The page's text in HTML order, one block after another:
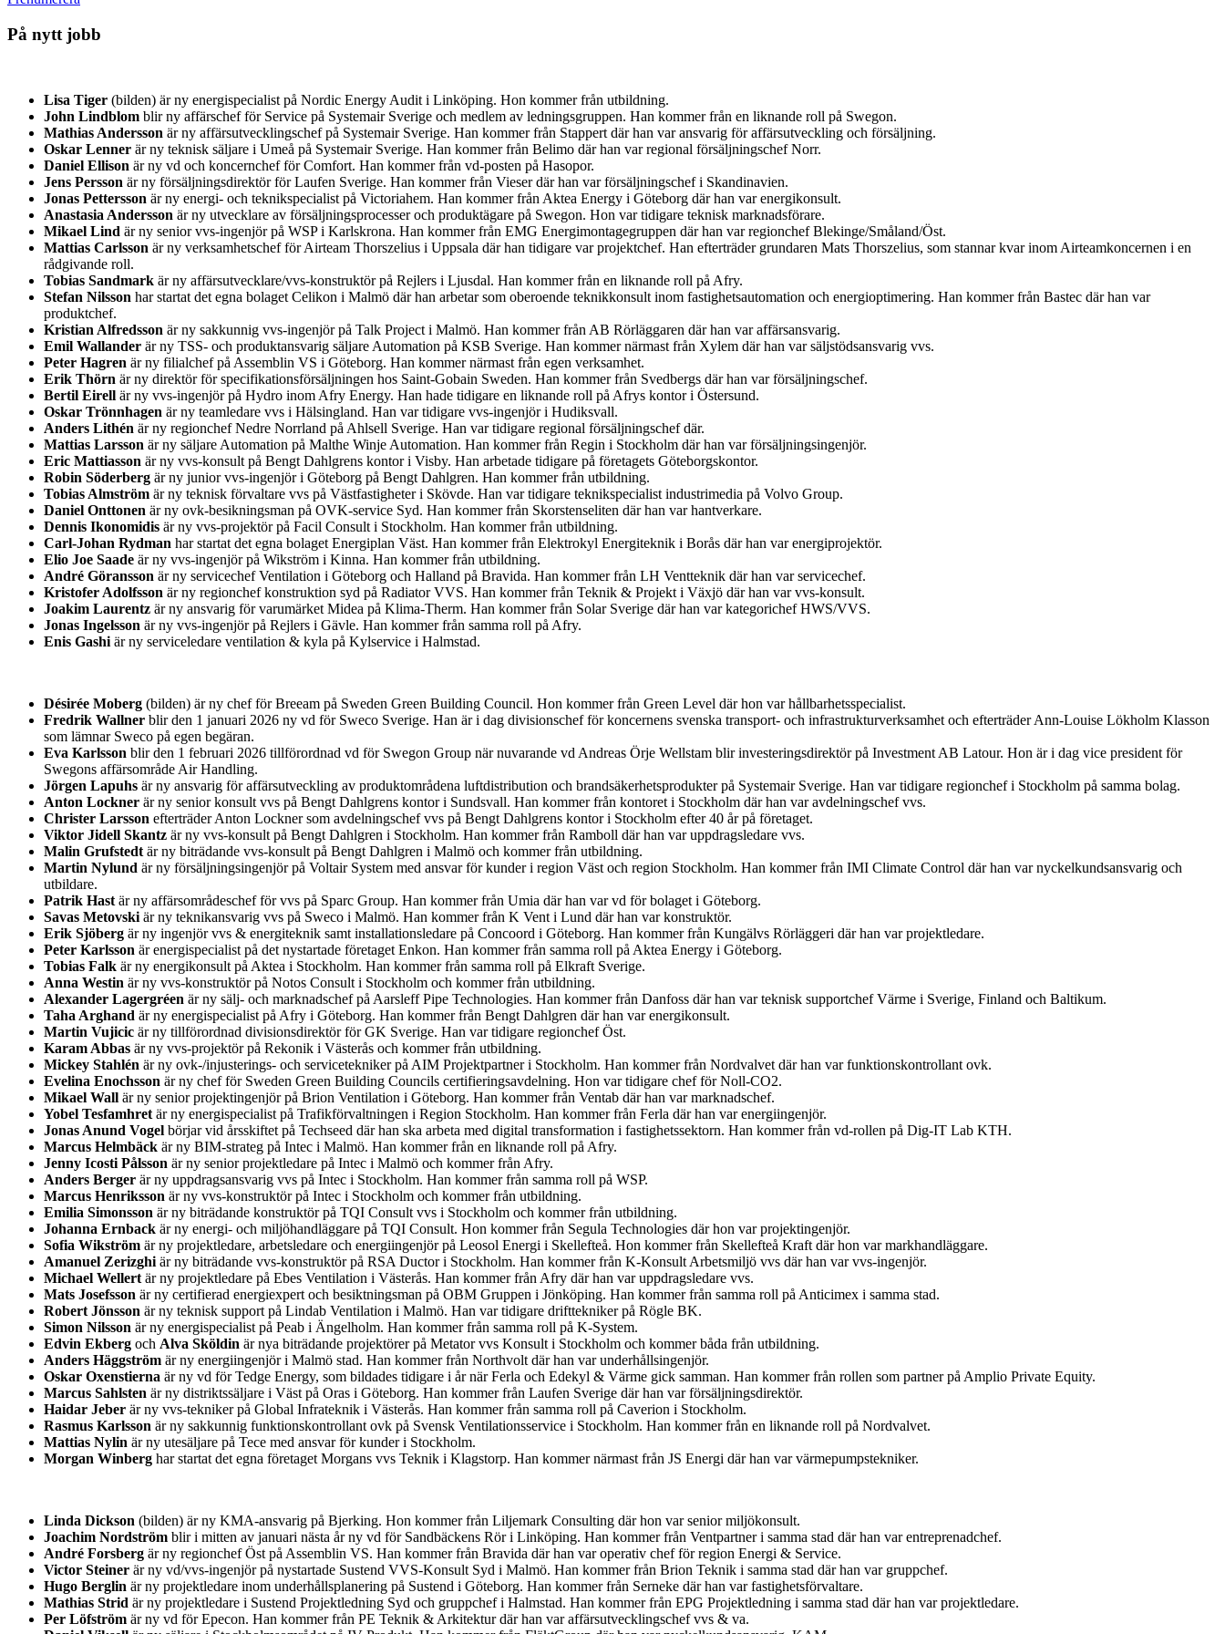
På nytt jobb
Lisa Tiger (bilden) är ny energispecialist på Nordic Energy Audit i Linköping. Hon kommer från utbildning.
John Lindblom blir ny affärschef för Service på Systemair Sverige och medlem av ledningsgruppen. Han kommer från en liknande roll på Swegon.
Mathias Andersson är ny affärsutvecklingschef på Systemair Sverige. Han kommer från Stappert där han var ansvarig för affärsutveckling och försäljning.
Oskar Lenner är ny teknisk säljare i Umeå på Systemair Sverige. Han kommer från Belimo där han var regional försäljningschef Norr.
Daniel Ellison är ny vd och koncernchef för Comfort. Han kommer från vd-posten på Hasopor.
Jens Persson är ny försäljningsdirektör för Laufen Sverige. Han kommer från Vieser där han var försäljningschef i Skandinavien.
Jonas Pettersson är ny energi- och teknikspecialist på Victoriahem. Han kommer från Aktea Energy i Göteborg där han var energikonsult.
Anastasia Andersson är ny utvecklare av försäljningsprocesser och produktägare på Swegon. Hon var tidigare teknisk marknadsförare.
Mikael Lind är ny senior vvs-ingenjör på WSP i Karlskrona. Han kommer från EMG Energimontagegruppen där han var regionchef Blekinge/Småland/Öst.
Mattias Carlsson är ny verksamhetschef för Airteam Thorszelius i Uppsala där han tidigare var projektchef. Han efterträder grundaren Mats Thorszelius, som stannar kvar inom Airteamkoncernen i en
rådgivande roll.
Tobias Sandmark är ny affärsutvecklare/vvs-konstruktör på Rejlers i Ljusdal. Han kommer från en liknande roll på Afry.
Stefan Nilsson har startat det egna bolaget Celikon i Malmö där han arbetar som oberoende teknikkonsult inom fastighetsautomation och energioptimering. Han kommer från Bastec där han var
produktchef.
Kristian Alfredsson är ny sakkunnig vvs-ingenjör på Talk Project i Malmö. Han kommer från AB Rörläggaren där han var affärsansvarig.
Emil Wallander är ny TSS- och produktansvarig säljare Automation på KSB Sverige. Han kommer närmast från Xylem där han var säljstödsansvarig vvs.
Peter Hagren är ny filialchef på Assemblin VS i Göteborg. Han kommer närmast från egen verksamhet.
Erik Thörn är ny direktör för specifikationsförsäljningen hos Saint-Gobain Sweden. Han kommer från Svedbergs där han var försäljningschef.
Bertil Eirell är ny vvs-ingenjör på Hydro inom Afry Energy. Han hade tidigare en liknande roll på Afrys kontor i Östersund.
Oskar Trönnhagen är ny teamledare vvs i Hälsingland. Han var tidigare vvs-ingenjör i Hudiksvall.
Anders Lithén är ny regionchef Nedre Norrland på Ahlsell Sverige. Han var tidigare regional försäljningschef där.
Mattias Larsson är ny säljare Automation på Malthe Winje Automation. Han kommer från Regin i Stockholm där han var försäljningsingenjör.
Eric Mattiasson är ny vvs-konsult på Bengt Dahlgrens kontor i Visby. Han arbetade tidigare på företagets Göteborgskontor.
Robin Söderberg är ny junior vvs-ingenjör i Göteborg på Bengt Dahlgren. Han kommer från utbildning.
Tobias Almström är ny teknisk förvaltare vvs på Västfastigheter i Skövde. Han var tidigare teknikspecialist industrimedia på Volvo Group.
Daniel Onttonen är ny ovk-besikningsman på OVK-service Syd. Han kommer från Skorstenseliten där han var hantverkare.
Dennis Ikonomidis är ny vvs-projektör på Facil Consult i Stockholm. Han kommer från utbildning.
Carl-Johan Rydman har startat det egna bolaget Energiplan Väst. Han kommer från Elektrokyl Energiteknik i Borås där han var energiprojektör.
Elio Joe Saade är ny vvs-ingenjör på Wikström i Kinna. Han kommer från utbildning.
André Göransson är ny servicechef Ventilation i Göteborg och Halland på Bravida. Han kommer från LH Ventteknik där han var servicechef.
Kristofer Adolfsson är ny regionchef konstruktion syd på Radiator VVS. Han kommer från Teknik & Projekt i Växjö där han var vvs-konsult.
Joakim Laurentz är ny ansvarig för varumärket Midea på Klima-Therm. Han kommer från Solar Sverige där han var kategorichef HWS/VVS.
Jonas Ingelsson är ny vvs-ingenjör på Rejlers i Gävle. Han kommer från samma roll på Afry.
Enis Gashiär ny serviceledare ventilation & kyla på Kylservice i Halmstad.
Désirée Moberg (bilden) är ny chef för Breeam på Sweden Green Building Council. Hon kommer från Green Level där hon var hållbarhetsspecialist.
Fredrik Wallner blir den 1 januari 2026 ny vd för Sweco Sverige. Han är i dag divisionschef för koncernens svenska transport- och infrastrukturverksamhet och efterträder Ann-Louise Lökholm Klasson
som lämnar Sweco på egen begäran.
Eva Karlsson blir den 1 februari 2026 tillförordnad vd för Swegon Group när nuvarande vd Andreas Örje Wellstam blir investeringsdirektör på Investment AB Latour. Hon är i dag vice president för
Swegons affärsområde Air Handling.
Jörgen Lapuhs är ny ansvarig för affärsutveckling av produktområdena luftdistribution och brandsäkerhetsprodukter på Systemair Sverige. Han var tidigare regionchef i Stockholm på samma bolag.
Anton Lockner är ny senior konsult vvs på Bengt Dahlgrens kontor i Sundsvall. Han kommer från kontoret i Stockholm där han var avdelningschef vvs.
Christer Larsson efterträder Anton Lockner som avdelningschef vvs på Bengt Dahlgrens kontor i Stockholm efter 40 år på företaget.
Viktor Jidell Skantz är ny vvs-konsult på Bengt Dahlgren i Stockholm. Han kommer från Ramboll där han var uppdragsledare vvs.
Malin Grufstedtär ny biträdande vvs-konsult på Bengt Dahlgren i Malmö och kommer från utbildning.
Martin Nylund är ny försäljningsingenjör på Voltair System med ansvar för kunder i region Väst och region Stockholm. Han kommer från IMI Climate Control där han var nyckelkundsansvarig och
utbildare.
Patrik Hastär ny affärsområdeschef för vvs på Sparc Group. Han kommer från Umia där han var vd för bolaget i Göteborg.
Savas Metovskiär ny teknikansvarig vvs på Sweco i Malmö. Han kommer från K Vent i Lund där han var konstruktör.
Erik Sjöberg är ny ingenjör vvs & energiteknik samt installationsledare på Concoord i Göteborg. Han kommer från Kungälvs Rörläggeri där han var projektledare.
Peter Karlsson är energispecialist på det nystartade företaget Enkon. Han kommer från samma roll på Aktea Energy i Göteborg.
Tobias Falk är ny energikonsult på Aktea i Stockholm. Han kommer från samma roll på Elkraft Sverige.
Anna Westin är ny vvs-konstruktör på Notos Consult i Stockholm och kommer från utbildning.
Alexander Lagergréen är ny sälj- och marknadschef på Aarsleff Pipe Technologies. Han kommer från Danfoss där han var teknisk supportchef Värme i Sverige, Finland och Baltikum.
Taha Arghand är ny energispecialist på Afry i Göteborg. Han kommer från Bengt Dahlgren där han var energikonsult.
Martin Vujicic är ny tillförordnad divisionsdirektör för GK Sverige. Han var tidigare regionchef Öst.
Karam Abbas är ny vvs-projektör på Rekonik i Västerås och kommer från utbildning.
Mickey Stahlén är ny ovk-/injusterings- och servicetekniker på AIM Projektpartner i Stockholm. Han kommer från Nordvalvet där han var funktionskontrollant ovk.
Evelina Enochsson är ny chef för Sweden Green Building Councils certifieringsavdelning. Hon var tidigare chef för Noll-CO2.
Mikael Wall är ny senior projektingenjör på Brion Ventilation i Göteborg. Han kommer från Ventab där han var marknadschef.
Yobel Tesfamhretär ny energispecialist på Trafikförvaltningen i Region Stockholm. Han kommer från Ferla där han var energiingenjör.
Jonas Anund Vogel börjar vid årsskiftet på Techseed där han ska arbeta med digital transformation i fastighetssektorn. Han kommer från vd-rollen på Dig-IT Lab KTH.
Marcus Helmbäck är ny BIM-strateg på Intec i Malmö. Han kommer från en liknande roll på Afry.
Jenny Icosti Pålsson är ny senior projektledare på Intec i Malmö och kommer från Afry.
Anders Berger är ny uppdragsansvarig vvs på Intec i Stockholm. Han kommer från samma roll på WSP.
Marcus Henriksson är ny vvs-konstruktör på Intec i Stockholm och kommer från utbildning.
Emilia Simonsson är ny biträdande konstruktör på TQI Consult vvs i Stockholm och kommer från utbildning.
Johanna Ernback är ny energi- och miljöhandläggare på TQI Consult. Hon kommer från Segula Technologies där hon var projektingenjör.
Sofia Wikström är ny projektledare, arbetsledare och energiingenjör på Leosol Energi i Skellefteå. Hon kommer från Skellefteå Kraft där hon var markhandläggare.
Amanuel Zerizghiär ny biträdande vvs-konstruktör på RSA Ductor i Stockholm. Han kommer från K-Konsult Arbetsmiljö vvs där han var vvs-ingenjör.
Michael Wellertär ny projektledare på Ebes Ventilation i Västerås. Han kommer från Afry där han var uppdragsledare vvs.
Mats Josefsson är ny certifierad energiexpert och besiktningsman på OBM Gruppen i Jönköping. Han kommer från samma roll på Anticimex i samma stad.
Robert Jönsson är ny teknisk support på Lindab Ventilation i Malmö. Han var tidigare drifttekniker på Rögle BK.
Simon Nilsson är ny energispecialist på Peab i Ängelholm. Han kommer från samma roll på K-System.
Edvin Ekberg och Alva Sköldin är nya biträdande projektörer på Metator vvs Konsult i Stockholm och kommer båda från utbildning.
Anders Häggström är ny energiingenjör i Malmö stad. Han kommer från Northvolt där han var underhållsingenjör.
Oskar Oxenstierna är ny vd för Tedge Energy, som bildades tidigare i år när Ferla och Edekyl & Värme gick samman. Han kommer från rollen som partner på Amplio Private Equity.
Marcus Sahlsten är ny distriktssäljare i Väst på Oras i Göteborg. Han kommer från Laufen Sverige där han var försäljningsdirektör.
Haidar Jeber är ny vvs-tekniker på Global Infrateknik i Västerås. Han kommer från samma roll på Caverion i Stockholm.
Rasmus Karlsson är ny sakkunnig funktionskontrollant ovk på Svensk Ventilationsservice i Stockholm. Han kommer från en liknande roll på Nordvalvet.
Mattias Nylin är ny utesäljare på Tece med ansvar för kunder i Stockholm.
Morgan Winberg har startat det egna företaget Morgans vvs Teknik i Klagstorp. Han kommer närmast från JS Energi där han var värmepumpstekniker.
Linda Dickson (bilden) är ny KMA-ansvarig på Bjerking. Hon kommer från Liljemark Consulting där hon var senior miljökonsult.
Joachim Nordström blir i mitten av januari nästa år ny vd för Sandbäckens Rör i Linköping. Han kommer från Ventpartner i samma stad där han var entreprenadchef.
André Forsberg är ny regionchef Öst på Assemblin VS. Han kommer från Bravida där han var operativ chef för region Energi & Service.
Victor Steiner är ny vd/vvs-ingenjör på nystartade Sustend VVS-Konsult Syd i Malmö. Han kommer från Brion Teknik i samma stad där han var gruppchef.
Hugo Berglin är ny projektledare inom underhållsplanering på Sustend i Göteborg. Han kommer från Serneke där han var fastighetsförvaltare.
Mathias Strid är ny projektledare i Sustend Projektledning Syd och gruppchef i Halmstad. Han kommer från EPG Projektledning i samma stad där han var projektledare.
Per Löfström är ny vd för Epecon. Han kommer från PE Teknik & Arkitektur där han var affärsutvecklingschef vvs & va.